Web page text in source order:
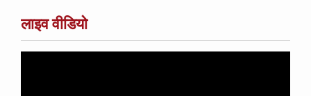
लाइव वीडियो